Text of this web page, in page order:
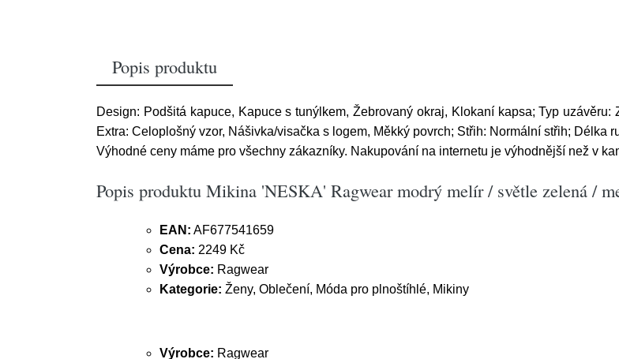
Popis produktu
Design: Podšitá kapuce, Kapuce s tunýlkem, Žebrovaný okraj, Klokaní kapsa; Typ
Extra: Celoplošný vzor, Nášivka/visačka s logem, Měkký povrch; Střih: Normální střih; Délka
Výhodné ceny máme pro všechny zákazníky. Nakupování na internetu je výhodnější než v
Popis produktu Mikina 'NESKA' Ragwear modrý melír / světle zelená /
EAN: AF677541659
Cena: 2249 Kč
Výrobce: Ragwear
Kategorie: Ženy, Oblečení, Móda pro plnoštíhlé, Mikiny
Výrobce: Ragwear